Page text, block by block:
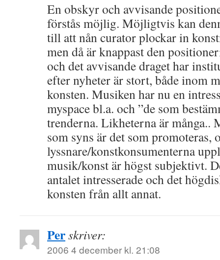
En obskyr och avvisande
förstås möjlig. Möjligtvis kan
till att nån curator plockar in
men då är knappast den
och det avvisande draget har
efter nyheter är stort, både inom
konsten. Musiken har nu en
myspace bl.a. och ”de som
trenderna. Likheterna är många..
som syns är det som promoteras,
lyssnare/konstkonsumenterna
musik/konst är högst subjektivt.
antalet intresserade och det
konsten från allt annat.
Perskriver:
2006 4 december kl. 21:08